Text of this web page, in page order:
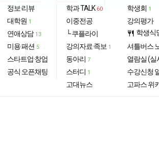
정보·리뷰
대학원 1
연애상담 13
미용·패션 5
스타트업·창업
공식 오픈채팅
학과 TALK 60
이중전공
└ 쿠플라이
강의자료·족보 1
동아리 7
스터디 1
고대뉴스
학생회 1
강의평가
restaurant 학생식
셔틀버스
열람실 (실
수강신청
고파스 위